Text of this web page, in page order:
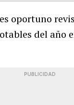
oportuno
del año
PUBLICIDAD